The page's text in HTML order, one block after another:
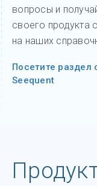
вопросы и
своего
на наших
Посетите
Seequent